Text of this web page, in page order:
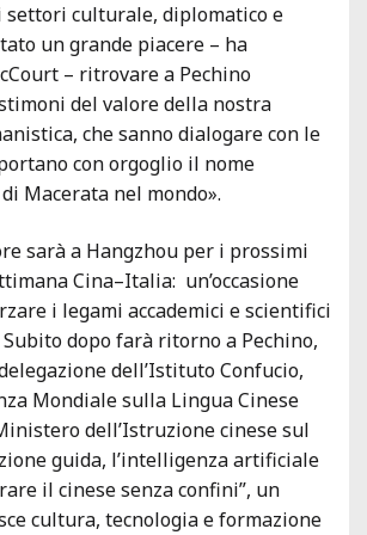
culturale, diplomatico e
un grande piacere – ha
– ritrovare a Pechino
del valore della nostra
che sanno dialogare con le
con orgoglio il nome
Macerata nel mondo».
sarà a Hangzhou per i prossimi
Cina–Italia: un’occasione
i legami accademici e scientifici
dopo farà ritorno a Pechino,
dell’Istituto Confucio,
Mondiale sulla Lingua Cinese
dell’Istruzione cinese sul
guida, l’intelligenza artificiale
il cinese senza confini”, un
cultura, tecnologia e formazione